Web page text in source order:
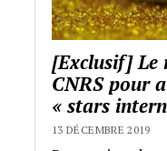
[Exclusif] Le
CNRS pour
« stars
13 DÉCEMBRE 2019